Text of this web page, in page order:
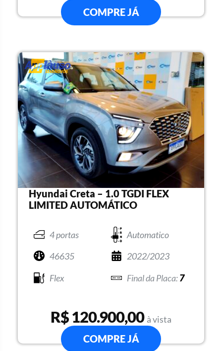
COMPRE JÁ
Hyundai Creta – 1.0 TGDI FLEX
LIMITED AUTOMÁTICO
4 portas
Automatico
46635
2022/2023
Flex
7
R$ 120.900,00 à vista
COMPRE JÁ